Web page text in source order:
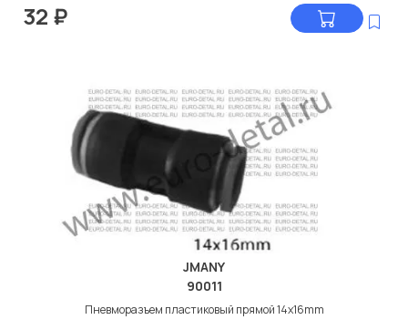
32 ₽
JMANY
90011
Пневморазъем пластиковый прямой 14x16mm